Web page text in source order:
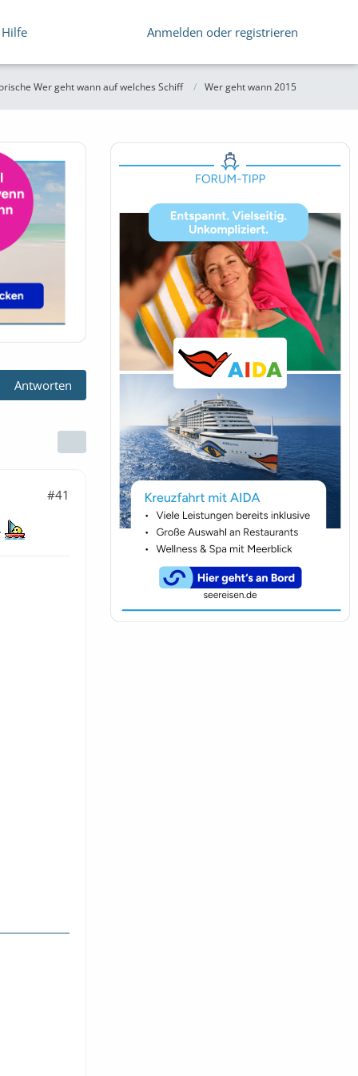
Hilfe Anmelden oder registrieren
Wer geht wann auf welches Schiff Wer geht wann 2015
Antworten
#41